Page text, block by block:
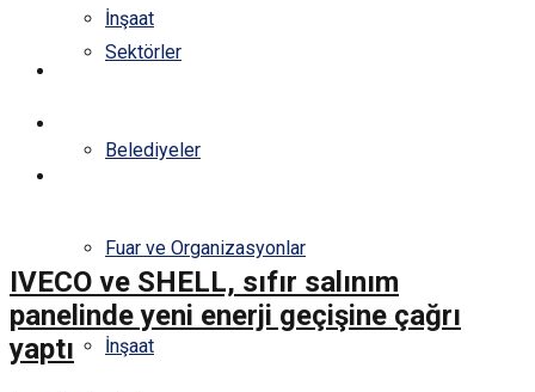
İnşaat
Sektörler
Belediyeler
Fuar ve Organizasyonlar
İnşaat
IVECO ve SHELL, sıfır salınım
panelinde yeni enerji geçişine çağrı
yaptı